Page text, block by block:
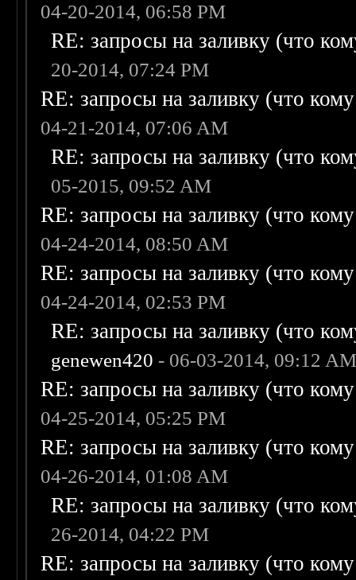
04-20-2014, 06:58 PM
RE: запросы на заливку (что
20-2014, 07:24 PM
RE: запросы на заливку (что
04-21-2014, 07:06 AM
RE: запросы на заливку (что
05-2015, 09:52 AM
RE: запросы на заливку (что
04-24-2014, 08:50 AM
RE: запросы на заливку (что
04-24-2014, 02:53 PM
RE: запросы на заливку (что
genewen420 - 06-03-2014, 09:12
RE: запросы на заливку (что
04-25-2014, 05:25 PM
RE: запросы на заливку (что
04-26-2014, 01:08 AM
RE: запросы на заливку (что
26-2014, 04:22 PM
RE: запросы на заливку (что